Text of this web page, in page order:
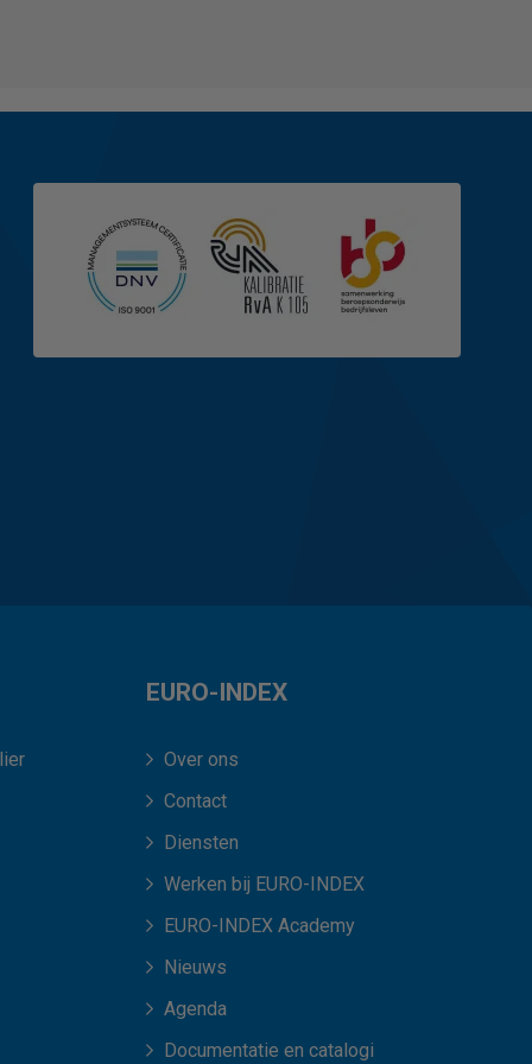
EURO-INDEX
Over ons
Contact
Diensten
Werken bij EURO-INDEX
EURO-INDEX Academy
Nieuws
Agenda
Documentatie en catalogi